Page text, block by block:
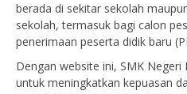
berada di sekitar sekolah
sekolah, termasuk bagi calon
penerimaan peserta didik baru
Dengan website ini, SMK
untuk meningkatkan kepuasan